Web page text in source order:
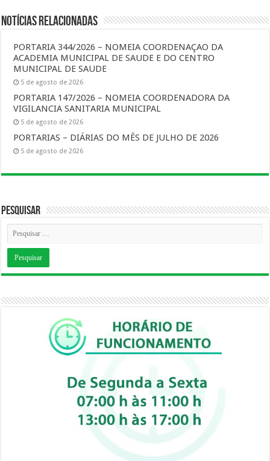
Notícias Relacionadas
PORTARIA 344/2026 – NOMEIA COORDENAÇAO DA
ACADEMIA MUNICIPAL DE SAUDE E DO CENTRO
MUNICIPAL DE SAUDE
5 de agosto de 2026
PORTARIA 147/2026 – NOMEIA COORDENADORA DA
VIGILANCIA SANITARIA MUNICIPAL
5 de agosto de 2026
PORTARIAS – DIÁRIAS DO MÊS DE JULHO DE 2026
5 de agosto de 2026
Pesquisar